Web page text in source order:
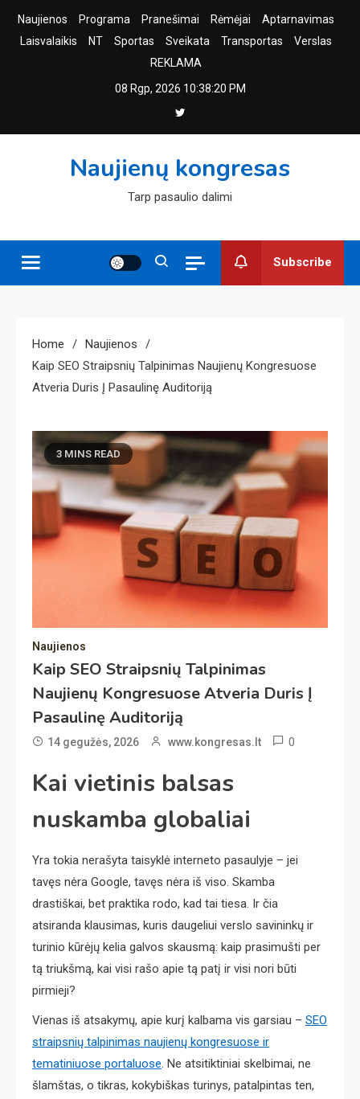
Naujienos Programa Pranešimai Rėmėjai
Aptarnavimas
Laisvalaikis
NT Sportas Sveikata Transportas
Verslas
REKLAMA
08 Rgp, 2026 10:38:21 PM
Naujienų kongresas
Tarp pasaulio dalimi
Subscribe
Home
Naujienos
Kaip SEO Straipsnių Talpinimas Naujienų Kongresuose
Atveria Duris Į Pasaulinę Auditoriją
3 MINS READ
Naujienos
Kaip SEO Straipsnių Talpinimas
Naujienų Kongresuose Atveria Duris Į
Pasaulinę Auditoriją
14 gegužės, 2026 www.kongresas.lt 0
Kai vietinis balsas
nuskamba globaliai
Yra tokia nerašyta taisyklė interneto pasaulyje – jei
tavęs nėra Google, tavęs nėra iš viso. Skamba
drastiškai, bet praktika rodo, kad tai tiesa. Ir čia
atsiranda klausimas, kuris daugeliui verslo savininkų ir
turinio kūrėjų kelia galvos skausmą: kaip prasimušti per
tą triukšmą, kai visi rašo apie tą patį ir visi nori būti
pirmieji?
Vienas iš atsakymų, apie kurį kalbama vis garsiau – SEO
straipsnių talpinimas naujienų kongresuose ir
tematiniuose portaluose. Ne atsitiktiniai skelbimai, ne
šlamštas, o tikras, kokybiškas turinys, patalpintas ten,